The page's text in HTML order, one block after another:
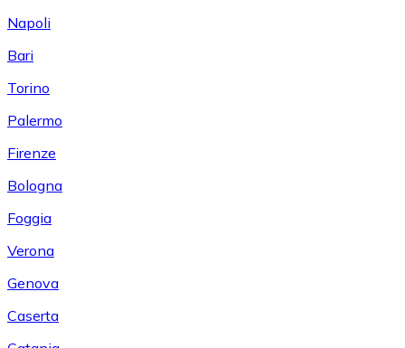
Napoli
Bari
Torino
Palermo
Firenze
Bologna
Foggia
Verona
Genova
Caserta